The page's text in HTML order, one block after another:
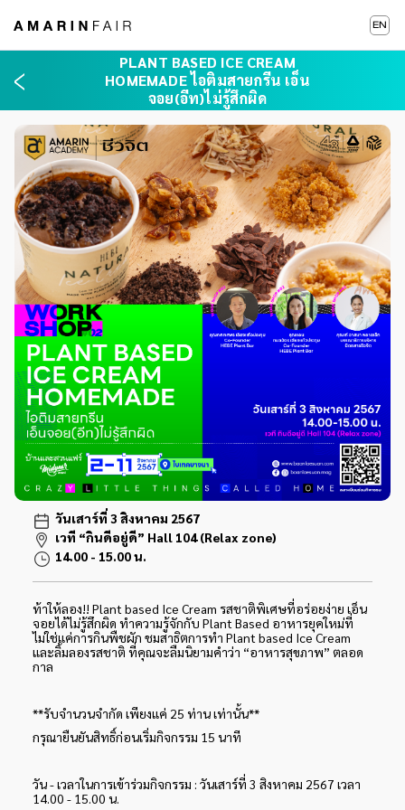
EN
PLANT BASED ICE CREAM
HOMEMADE ไอติมสายกรีน เอ็น
จอย(อีท)ไม่รู้สึกผิด
วันเสาร์ที่ 3 สิงหาคม 2567
เวที “กินดีอยู่ดี” Hall 104 (Relax zone)
14.00 - 15.00 น.
ท้าให้ลอง!! Plant based Ice Cream รสชาติพิเศษที่อร่อยง่าย เอ็น
จอยได้ไม่รู้สึกผิด ทำความรู้จักกับ Plant Based อาหารยุคใหม่ที่
ไม่ใช่แค่การกินพืชผัก ชมสาธิตการทำ Plant based Ice Cream
และลิ้มลองรสชาติ ที่คุณจะลืมนิยามคำว่า “อาหารสุขภาพ” ตลอด
กาล
**รับจำนวนจำกัด เพียงแค่ 25 ท่าน เท่านั้น**
กรุณายืนยันสิทธิ์ก่อนเริ่มกิจกรรม 15 นาที
วัน - เวลาในการเข้าร่วมกิจกรรม : วันเสาร์ที่ 3 สิงหาคม 2567 เวลา
14.00 - 15.00 น.